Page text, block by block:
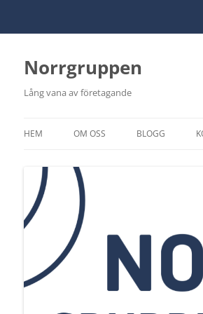
Norrgruppen
Lång vana av företagande
HEM OM OSS BLOGG